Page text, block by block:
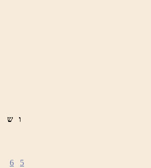
ו ש
5
6